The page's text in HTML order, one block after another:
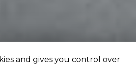
and gives you control over